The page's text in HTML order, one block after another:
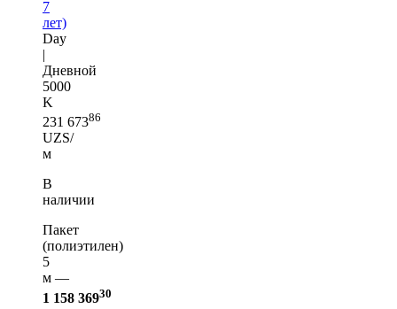
7
лет)
Day
|
Дневной
5000
K
231 67386
UZS/
м
В
наличии
Пакет
(полиэтилен)
5
м —
1 158 36930